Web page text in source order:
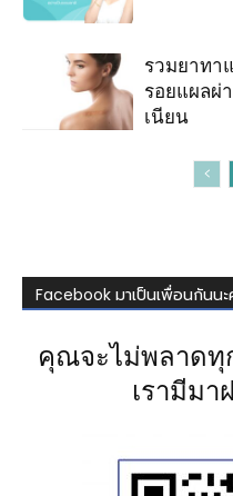
รวมยาทา
รอยแผลผ่
เนียน
Facebook มาเป็นเพื่อนกันนะ
คุณจะไม่พลาดทุ
เรามีม